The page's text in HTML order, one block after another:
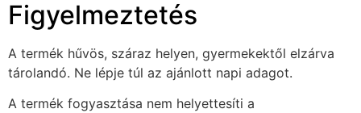
Figyelmeztetés
A termék hűvös, száraz helyen, gyermekektől elzárva
tárolandó. Ne lépje túl az ajánlott napi adagot.
A termék fogyasztása nem helyettesíti a